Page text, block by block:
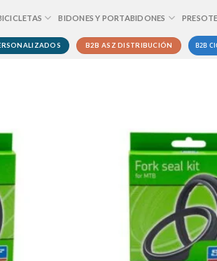
BIDONES Y PORTABIDONES
B2B ASZ DISTRIBUCIÓN B2B